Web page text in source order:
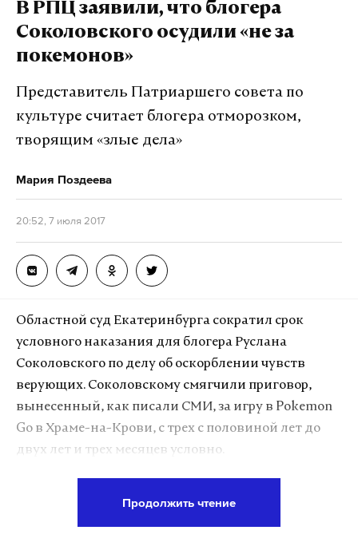
В РПЦ заявили, что блогера
Соколовского осудили «не за
покемонов»
Представитель Патриаршего совета по
культуре считает блогера отморозком,
творящим «злые дела»
Мария Поздеева
20:52, 7 июля 2017
Областной суд Екатеринбурга сократил срок
условного наказания для блогера Руслана
Соколовского по делу об оскорблении чувств
верующих. Соколовскому смягчили приговор,
вынесенный, как писали СМИ, за игру в Pokemon
Go в Храме-на-Крови, с трех с половиной лет до
двух лет и трех месяцев условно.
Продолжить чтение